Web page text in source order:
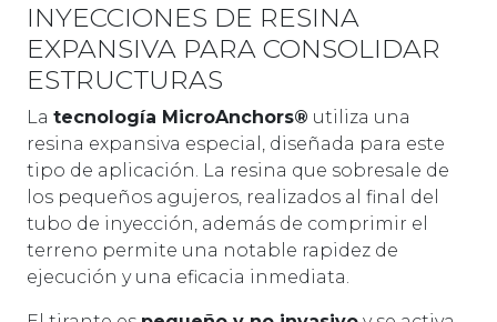
INYECCIONES DE RESINA
EXPANSIVA PARA CONSOLIDAR
ESTRUCTURAS
La tecnología MicroAnchors® utiliza una
resina expansiva especial, diseñada para este
tipo de aplicación. La resina que sobresale de
los pequeños agujeros, realizados al final del
tubo de inyección, además de comprimir el
terreno permite una notable rapidez de
ejecución y una eficacia inmediata.